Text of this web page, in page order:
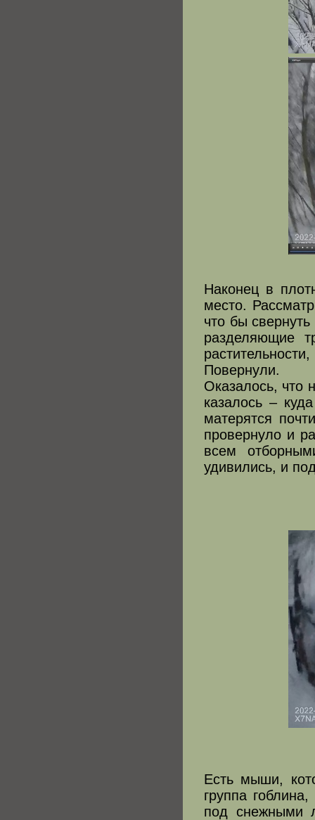
Наконец в
место.
что бы
разделяющие
Повернули.
Оказалось, что
казалось –
матерятся
провернуло и
всем
удивились, и
Есть мыши,
группа
под снежными